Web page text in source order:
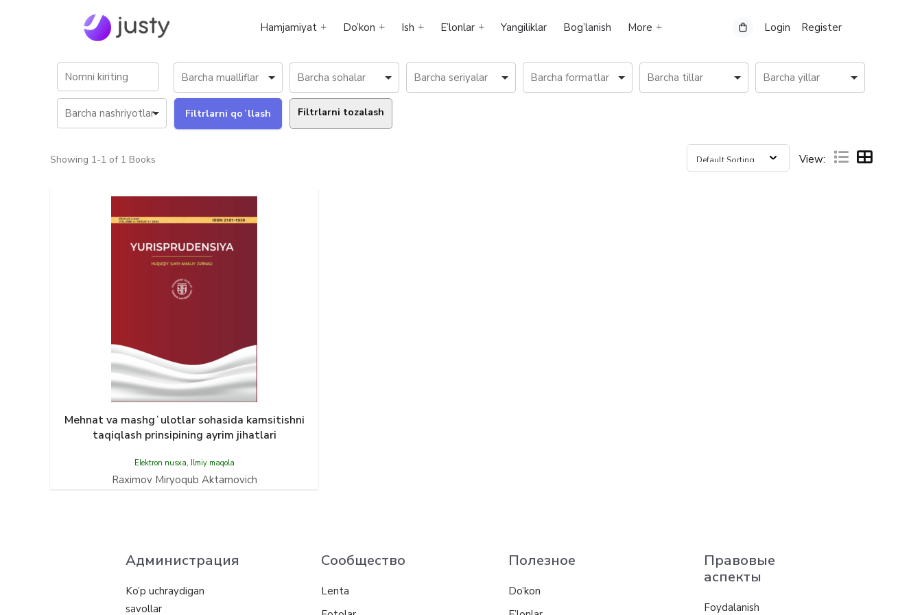
Hamjamiyat Do’kon Ish E’lonlar Yangiliklar Bog’lanish More Login Register
Filtrlarni tozalash
Showing 1-1 of 1 Books View:
Mehnat va mashgʻulotlar sohasida kamsitishni
taqiqlash prinsipining ayrim jihatlari
Elektron nusxa, Ilmiy maqola
Raximov Miryoqub Aktamovich
Администрация
Ko’p uchraydigan
savollar
Сообщество
Lenta
Полезное
Do’kon
Правовые
аспекты
Foydalanish